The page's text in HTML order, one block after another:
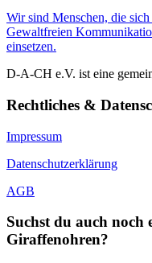
Wir sind Menschen, die
Gewaltfreien
einsetzen.
D-A-CH e.V. ist eine
Rechtliches &
Impressum
Datenschutzerklärung
AGB
Suchst du auch noch
Giraffenohren?